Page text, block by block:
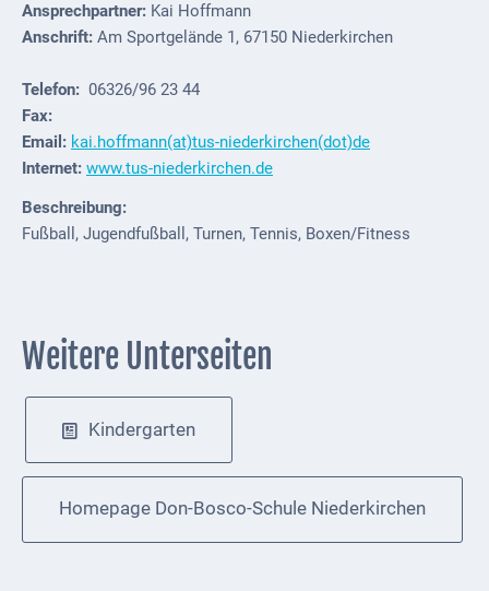
Ansprechpartner: Kai Hoffmann
Anschrift: Am Sportgelände 1, 67150 Niederkirchen
Telefon: 06326/96 23 44
Fax:
Email: kai.hoffmann(at)tus-niederkirchen(dot)de
Internet: www.tus-niederkirchen.de
Beschreibung:
Fußball, Jugendfußball, Turnen, Tennis, Boxen/Fitness
Weitere Unterseiten
Navigation
Kindergarten
Homepage Don-Bosco-Schule Niederkirchen